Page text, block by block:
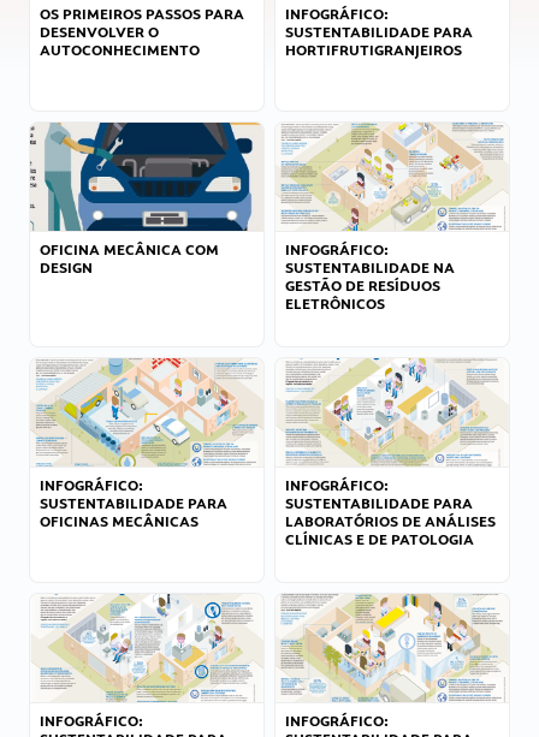
OS PRIMEIROS PASSOS PARA
DESENVOLVER O
AUTOCONHECIMENTO
INFOGRÁFICO:
SUSTENTABILIDADE PARA
HORTIFRUTIGRANJEIROS
OFICINA MECÂNICA COM
DESIGN
INFOGRÁFICO:
SUSTENTABILIDADE NA
GESTÃO DE RESÍDUOS
ELETRÔNICOS
INFOGRÁFICO:
SUSTENTABILIDADE PARA
OFICINAS MECÂNICAS
INFOGRÁFICO:
SUSTENTABILIDADE PARA
LABORATÓRIOS DE ANÁLISES
CLÍNICAS E DE PATOLOGIA
INFOGRÁFICO:
INFOGRÁFICO: